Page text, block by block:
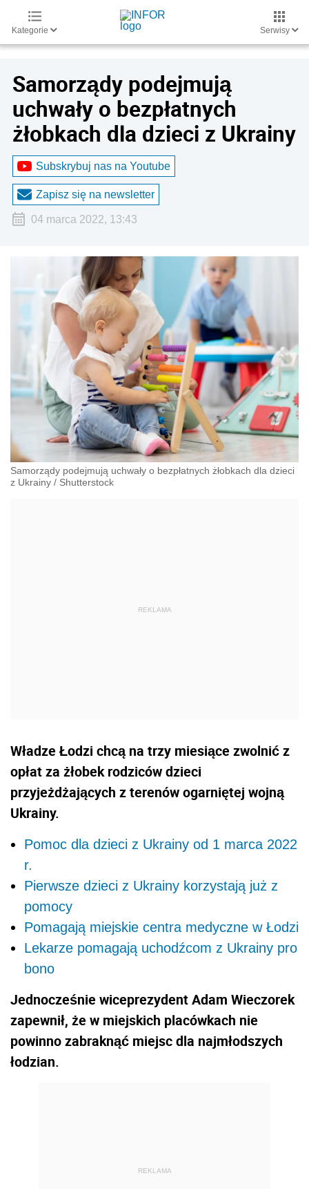
Kategorie Serwisy
Samorządy podejmują
uchwały o bezpłatnych
żłobkach dla dzieci z Ukrainy
Subskrybuj nas na Youtube
Zapisz się na newsletter
04 marca 2022, 13:43
Samorządy podejmują uchwały o bezpłatnych żłobkach dla dzieci
z Ukrainy / Shutterstock
Władze Łodzi chcą na trzy miesiące zwolnić z
opłat za żłobek rodziców dzieci
przyjeżdżających z terenów ogarniętej wojną
Ukrainy.
Pomoc dla dzieci z Ukrainy od 1 marca 2022
r.
Pierwsze dzieci z Ukrainy korzystają już z
pomocy
Pomagają miejskie centra medyczne w Łodzi
Lekarze pomagają uchodźcom z Ukrainy pro
bono
Jednocześnie wiceprezydent Adam Wieczorek
zapewnił, że w miejskich placówkach nie
powinno zabraknąć miejsc dla najmłodszych
łodzian.
REKLAMA